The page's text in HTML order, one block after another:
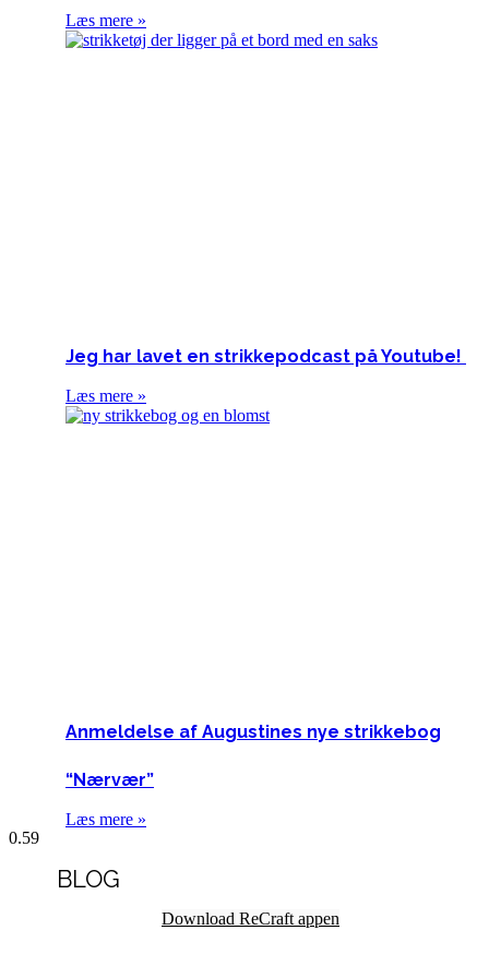
Læs mere »
Jeg har lavet en strikkepodcast på Youtube!
Læs mere »
Anmeldelse af Augustines nye strikkebog
“Nærvær”
Læs mere »
BLOG
Download ReCraft appen